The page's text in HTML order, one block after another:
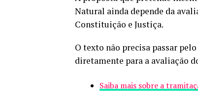
Natural ainda depende da
Constituição e Justiça.
O texto não precisa passar
diretamente para a avaliação
Saiba mais sobre a